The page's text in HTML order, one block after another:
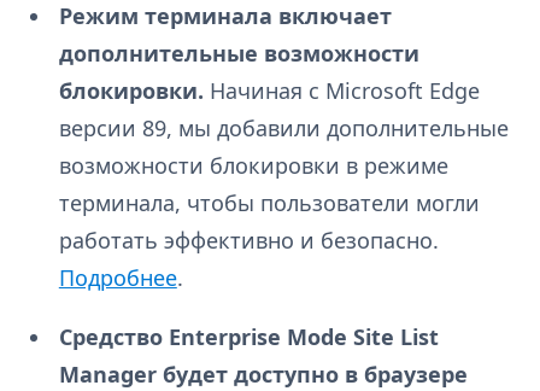
Режим терминала включает
дополнительные возможности
блокировки. Начиная с Microsoft Edge
версии 89, мы добавили дополнительные
возможности блокировки в режиме
терминала, чтобы пользователи могли
работать эффективно и безопасно.
Подробнее.
Средство Enterprise Mode Site List
Manager будет доступно в браузере